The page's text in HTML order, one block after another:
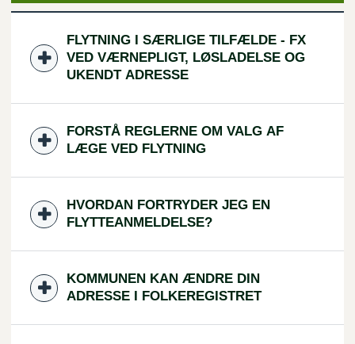
FLYTNING I SÆRLIGE TILFÆLDE - FX
VED VÆRNEPLIGT, LØSLADELSE OG
UKENDT ADRESSE
FORSTÅ REGLERNE OM VALG AF
LÆGE VED FLYTNING
HVORDAN FORTRYDER JEG EN
FLYTTEANMELDELSE?
KOMMUNEN KAN ÆNDRE DIN
ADRESSE I FOLKEREGISTRET